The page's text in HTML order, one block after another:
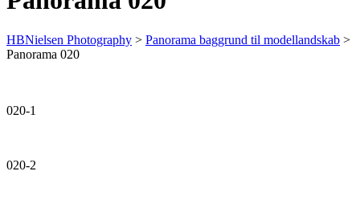
HBNielsen Photography > Panorama baggrund til modellandskab >
Panorama 020
020-1
020-2